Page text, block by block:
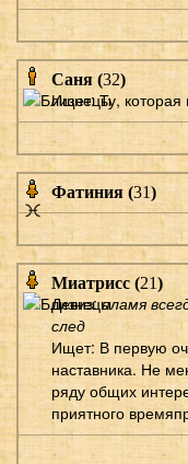
Саня (32)
Ищет: Ту, которая
Фатиния (31)
Миатрисс (21)
Девиз:пламя
след
Ищет: В первую
наставника. Не
ряду общих
приятного